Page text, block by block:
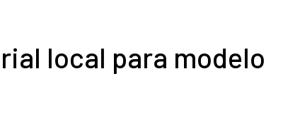
local para modelo